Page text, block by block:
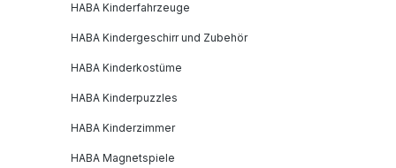
HABA Kinderfahrzeuge
HABA Kindergeschirr und Zubehör
HABA Kinderkostüme
HABA Kinderpuzzles
HABA Kinderzimmer
HABA Magnetspiele